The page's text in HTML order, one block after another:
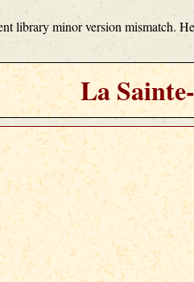
library minor version mismatch.
La